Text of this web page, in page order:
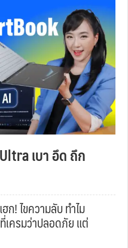
เบา อึด ถึก
ก! ไขความลับ ทำไม
เครมว่าปลอดภัย แต่